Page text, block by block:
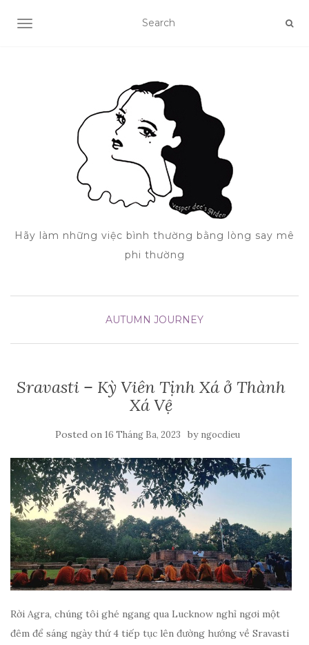
TOGGLE NAVIGATION
Hãy làm những việc bình thường bằng lòng say mê
phi thường
AUTUMN JOURNEY
Sravasti – Kỳ Viên Tịnh Xá ở Thành
Xá Vệ
Posted on 16 Tháng Ba, 2023 by ngocdieu
Rời Agra, chúng tôi ghé ngang qua Lucknow nghỉ ngơi một
đêm để sáng ngày thứ 4 tiếp tục lên đường hướng về Sravasti